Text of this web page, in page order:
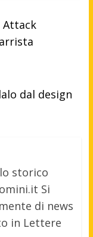
Attack
dal design
storico
Si
di news
in Lettere